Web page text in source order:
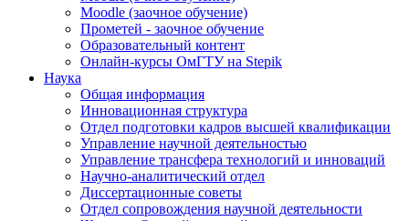
Moodle (заочное обучение)
Прометей - заочное обучение
Образовательный контент
Онлайн-курсы ОмГТУ на Stepik
Наука
Общая информация
Инновационная структура
Отдел подготовки кадров высшей квалификации
Управление научной деятельностью
Управление трансфера технологий и инноваций
Научно-аналитический отдел
Диссертационные советы
Отдел сопровождения научной деятельности